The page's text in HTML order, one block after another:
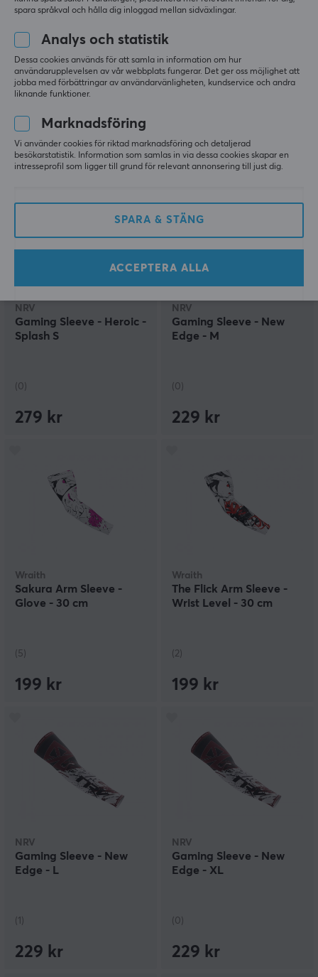
Wraith
Sakura Arm Sleeve -
Glove - 25 cm
(0)
199 kr
Arm Thumb Sleeve -
L/XL - Kitsune Edition
199 kr
NRV
Gaming Sleeve - Heroic -
Splash S
(0)
279 kr
NRV
Gaming Sleeve - New
Edge - M
(0)
229 kr
Wraith
Sakura Arm Sleeve -
Glove - 30 cm
(5)
199 kr
Wraith
The Flick Arm Sleeve -
Wrist Level - 30 cm
(2)
199 kr
NRV
Gaming Sleeve - New
Edge - L
(1)
229 kr
NRV
Gaming Sleeve - New
Edge - XL
(0)
229 kr
spara språkval och hålla dig inloggad mellan sidväxlingar.
Analys och statistik
Dessa cookies används för att samla in information om hur
användarupplevelsen av vår webbplats fungerar. Det ger oss möjlighet att
jobba med förbättringar av användarvänligheten, kundservice och andra
liknande funktioner.
Marknadsföring
Vi använder cookies för riktad marknadsföring och detaljerad
besökarstatistik. Information som samlas in via dessa cookies skapar en
intresseprofil som ligger till grund för relevant annonsering till just dig.
SPARA & STÄNG
ACCEPTERA ALLA